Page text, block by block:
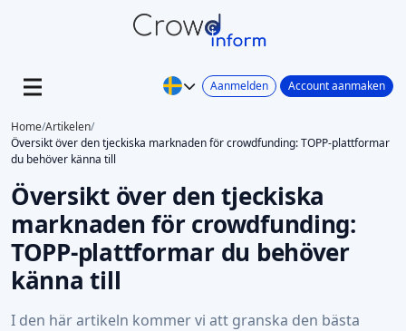
Aanmelden Account aanmaken
Home/Artikelen/
Översikt över den tjeckiska marknaden för crowdfunding: TOPP-plattformar
du behöver känna till
Översikt över den tjeckiska
marknaden för crowdfunding:
TOPP-plattformar du behöver
känna till
I den här artikeln kommer vi att granska den bästa